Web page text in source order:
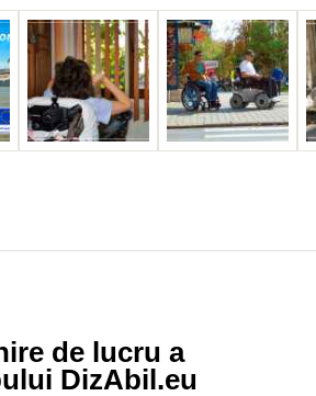
IMG_0455.jpg IMG_1076.jpg
de lucru a
DizAbil.eu